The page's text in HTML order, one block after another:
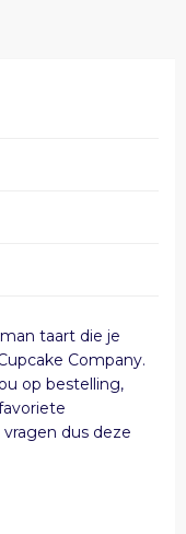
taart die je
Company.
op bestelling,
dus deze